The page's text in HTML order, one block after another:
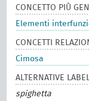
CONCETTO PIÙ
Elementi
CONCETTI
Cimosa
ALTERNATIVE
spighetta